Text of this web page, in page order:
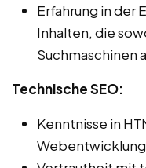
Erfahrung in der
Inhalten, die
Suchmaschinen
Technische SEO:
Kenntnisse in